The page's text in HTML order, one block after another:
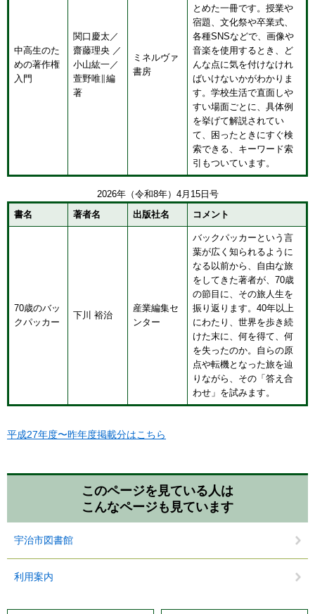
中高生のた
めの著作権
入門
関口慶太／
齋藤理央 ／
小山紘一／
萱野唯∥編
著
ミネルヴァ
書房
とめた一冊です。授業や
宿題、文化祭や卒業式、
各種SNSなどで、画像や
音楽を使用するとき、ど
んな点に気を付けなけれ
ばいけないかがわかりま
す。学校生活で直面しや
すい場面ごとに、具体例
を挙げて解説されてい
て、困ったときにすぐ検
索できる、キーワード索
引もついています。
2026年（令和8年）4月15日号
書名
著者名 出版社名 コメント
70歳のバッ
クパッカー
下川 裕治
産業編集セ
ンター
バックパッカーという言
葉が広く知られるように
なる以前から、自由な旅
をしてきた著者が、70歳
の節目に、その旅人生を
振り返ります。40年以上
にわたり、世界を歩き続
けた末に、何を得て、何
を失ったのか。自らの原
点や転機となった旅を辿
りながら、その「答え合
わせ」を試みます。
平成27年度〜昨年度掲載分はこちら
このページを見ている人は
こんなページも見ています
宇治市図書館
利用案内